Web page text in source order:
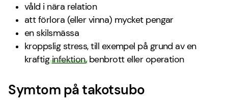
våld i nära relation
att förlora (eller vinna) mycket pengar
en skilsmässa
kroppslig stress, till exempel på grund av en
kraftiginfektion, benbrott eller operation
Symtom på takotsubo